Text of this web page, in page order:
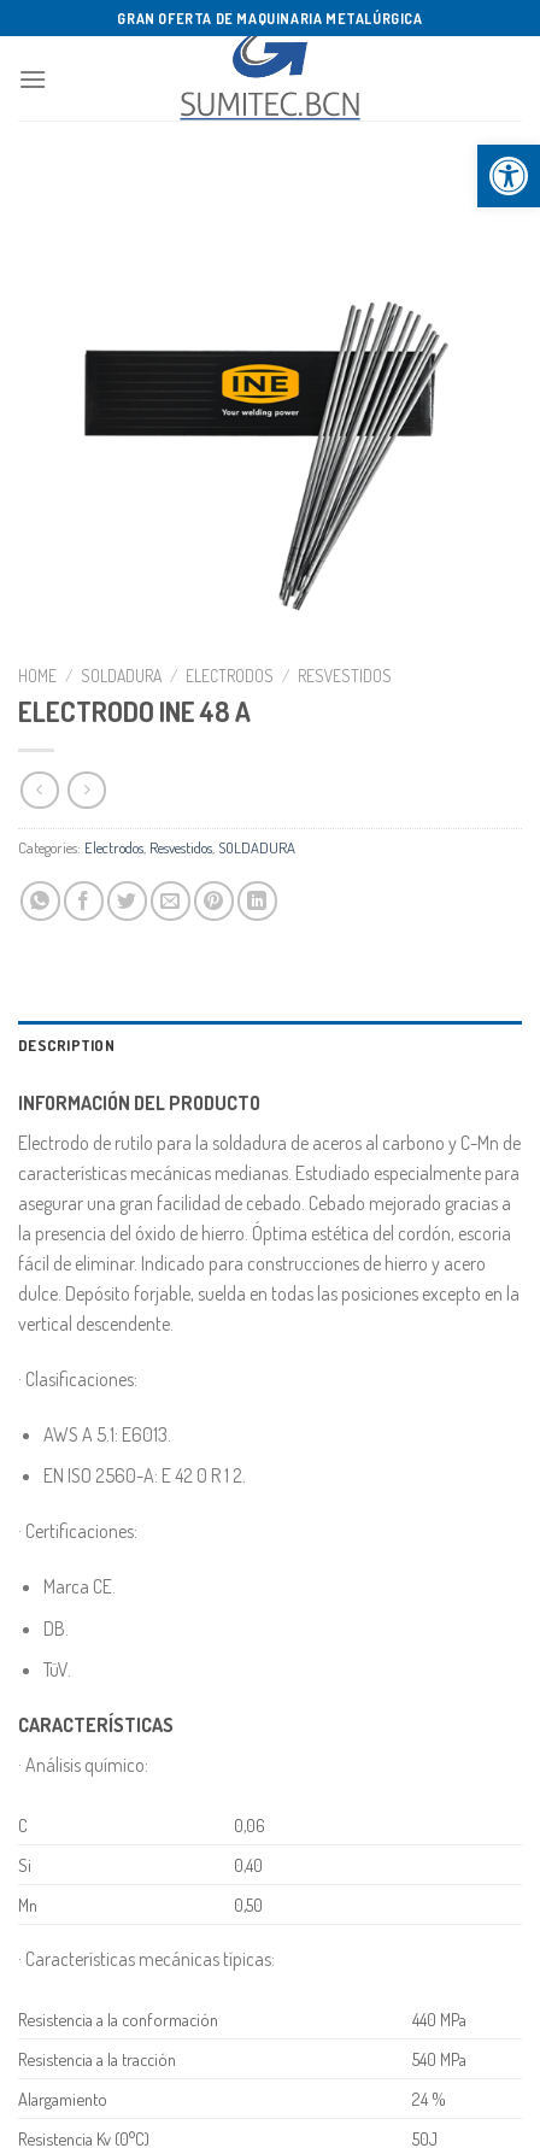
Abrir
al
contenido
GRAN OFERTA DE MAQUINARIA METALÚRGICA
HOME / SOLDADURA / ELECTRODOS / RESVESTIDOS
ELECTRODO INE 48 A
Categories: Electrodos, Resvestidos, SOLDADURA
DESCRIPTION
INFORMACIÓN DEL PRODUCTO
Electrodo de rutilo para la soldadura de aceros al carbono y C-Mn de
características mecánicas medianas. Estudiado especialmente para
asegurar una gran facilidad de cebado. Cebado mejorado gracias a
la presencia del óxido de hierro. Óptima estética del cordón, escoria
fácil de eliminar. Indicado para construcciones de hierro y acero
dulce. Depósito forjable, suelda en todas las posiciones excepto en la
vertical descendente.
· Clasificaciones:
AWS A 5.1: E6013.
EN ISO 2560-A: E 42 0 R 1 2.
· Certificaciones:
Marca CE.
DB.
TüV.
CARACTERÍSTICAS
· Análisis químico:
C
0,06
Si
0,40
Mn
0,50
· Características mecánicas típicas:
Resistencia a la conformación
440 MPa
Resistencia a la tracción
540 MPa
Alargamiento
24 %
Resistencia Kv (0°C)
50J